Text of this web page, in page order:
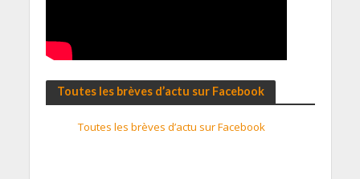
Toutes les brèves d’actu sur Facebook
Toutes les brèves d’actu sur Facebook